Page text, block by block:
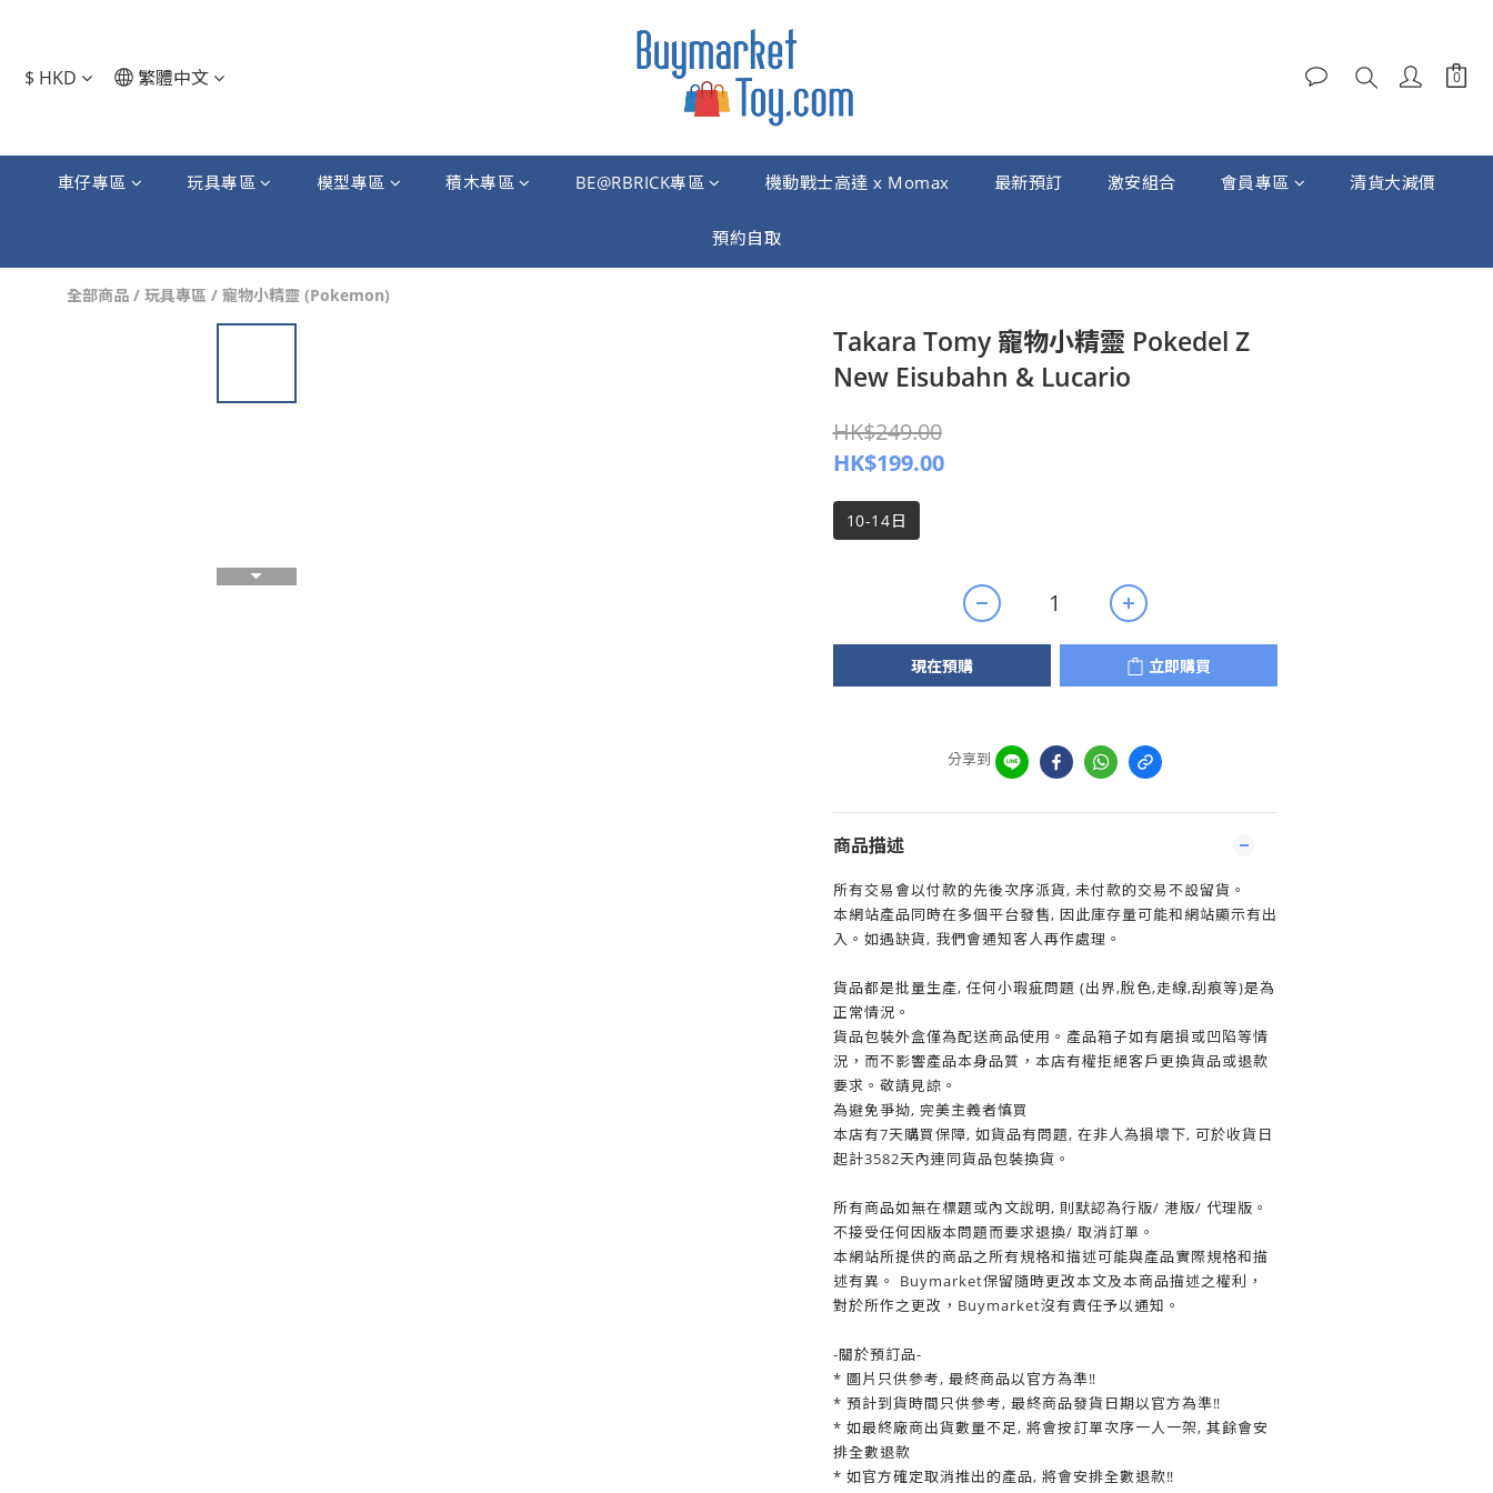
$ HKD 繁體中文
車仔專區 玩具專區 模型專區 積木專區 BE@RBRICK專區 機動戰士高達 x Momax 最新預訂 激安組合 會員專區 清貨大減價
預約自取
全部商品 / 玩具專區 / 寵物小精靈 (Pokemon)
Takara Tomy 寵物小精靈 Pokedel Z
New Eisubahn & Lucario
HK$249.00
HK$199.00
10-14日
現在預購 立即購買
分享到
商品描述
所有交易會以付款的先後次序派貨, 未付款的交易不設留貨。
本網站產品同時在多個平台發售, 因此庫存量可能和網站顯示有出
入。如遇缺貨, 我們會通知客人再作處理。
貨品都是批量生產, 任何小瑕疵問題 (出界,脫色,走線,刮痕等)是為
正常情況。
貨品包裝外盒僅為配送商品使用。產品箱子如有磨損或凹陷等情
況，而不影響產品本身品質，本店有權拒絕客戶更換貨品或退款
要求。敬請見諒。
為避免爭拗, 完美主義者慎買
本店有7天購買保障, 如貨品有問題, 在非人為損壞下, 可於收貨日
起計3582天內連同貨品包裝換貨。
所有商品如無在標題或內文說明, 則默認為行版/ 港版/ 代理版。
不接受任何因版本問題而要求退換/ 取消訂單。
本網站所提供的商品之所有規格和描述可能與產品實際規格和描
述有異。 Buymarket保留隨時更改本文及本商品描述之權利，
對於所作之更改，Buymarket沒有責任予以通知。
-關於預訂品-
* 圖片只供參考, 最終商品以官方為準‼
* 預計到貨時間只供參考, 最終商品發貨日期以官方為準‼
* 如最終廠商出貨數量不足, 將會按訂單次序一人一架, 其餘會安
排全數退款
* 如官方確定取消推出的產品, 將會安排全數退款‼